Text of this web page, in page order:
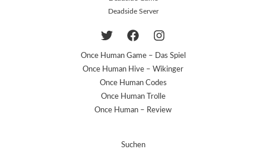
Deadside Server
Once Human Game – Das Spiel
Once Human Hive – Wikinger
Once Human Codes
Once Human Trolle
Once Human – Review
Suchen